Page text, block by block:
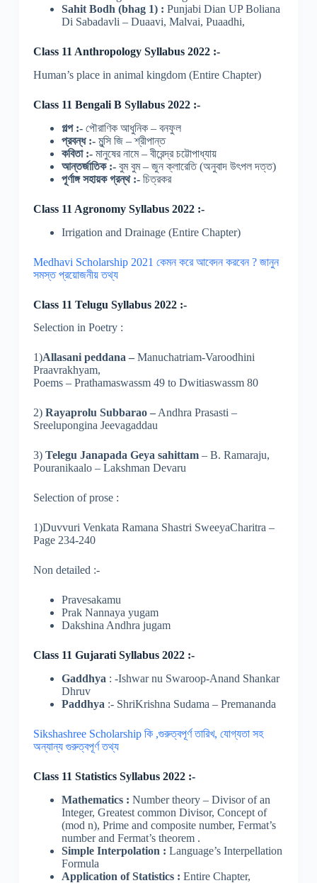
Sahit Bodh (bhag 1) : Punjabi Dian UP Boliana
Di Sabadavli – Duaavi, Malvai, Puaadhi,
Class 11 Anthropology Syllabus 2022 :-
Human’s place in animal kingdom (Entire Chapter)
Class 11 Bengali B Syllabus 2022 :-
গল্প :-পৌরাণিক আধুনিক – বনফুল
প্রবন্ধ :-মুন্সি জি – শ্রীপান্ত
কবিতা :-মানুষের নামে – বীরেন্দ্র চট্টোপাধ্যায়
আন্তর্জাতিক :-বুম বুম – জুন ক্লারেতি (অনুবাদ উৎপল দত্ত)
পূর্ণাঙ্গ সহায়ক গ্রন্থ :-চিত্রকর
Class 11 Agronomy Syllabus 2022 :-
Irrigation and Drainage (Entire Chapter)
Medhavi Scholarship 2021 কেমন করে আবেদন করবেন ? জানুন
সমস্ত প্রয়োজনীয় তথ্য
Class 11 Telugu Syllabus 2022 :-
Selection in Poetry :
1)Allasani peddana –Manuchatriam-Varoodhini
Praavrakhyam,
Poems – Prathamaswassm 49 to Dwitiaswassm 80
2)Rayaprolu Subbarao –Andhra Prasasti –
Sreelupongina Jeevagaddau
3) Telegu Janapada Geya sahittam– B. Ramaraju,
Pouranikaalo – Lakshman Devaru
Selection of prose :
1)Duvvuri Venkata Ramana Shastri SweeyaCharitra –
Page 234-240
Non detailed :-
Pravesakamu
Prak Nannaya yugam
Dakshina Andhra jugam
Class 11 Gujarati Syllabus 2022 :-
Gaddhya : -Ishwar nu Swaroop-Anand Shankar
Dhruv
Paddhya :- ShriKrishna Sudama – Premananda
Sikshashree Scholarship কি ,গুরুত্বপূর্ণ তারিখ, যোগ্যতা সহ
অন্যান্য গুরুত্বপূর্ণ তথ্য
Class 11 StatisticsSyllabus 2022 :-
Mathematics : Number theory – Divisor of an
Integer, Greatest common Divisor, Concept of
(mod n), Prime and composite number, Fermat’s
number and Fermat’s theorem .
Simple Interpolation : Language’s Interpellation
Formula
Application of Statistics : Entire Chapter,